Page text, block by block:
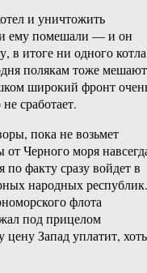
и уничтожить
ему помешали — и он
в итоге ни одного котла
полякам тоже мешают
широкий фронт
сработает.
пока не возьмет
Черного моря
факту сразу войдет в
народных республик.
флота
под прицелом
Запад уплатит, хоть